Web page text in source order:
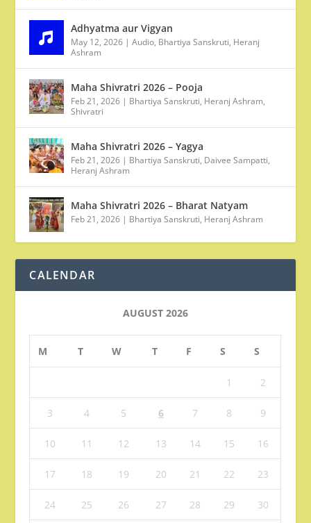
Adhyatma aur Vigyan
May 12, 2026 |Audio, Bhartiya Sanskruti, Heranj
Ashram
Maha Shivratri 2026 – Pooja
Feb 21, 2026 | Bhartiya Sanskruti, Heranj Ashram,
Shivratri
Maha Shivratri 2026 – Yagya
Feb 21, 2026 | Bhartiya Sanskruti, Daivee Sampatti,
Heranj Ashram
Maha Shivratri 2026 – Bharat Natyam
Feb 21, 2026 | Bhartiya Sanskruti, Heranj Ashram
CALENDAR
AUGUST 2026
M T W T F S S
1 2
3 4 5 6 7 8 9
10 11 12 13 14 15 16
17 18 19 20 21 22 23
24 25 26 27 28 29 30